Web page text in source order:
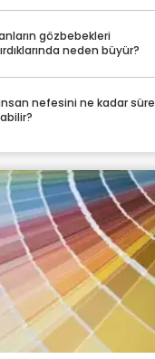
gözbebekleri
neden büyür?
nefesini ne kadar süre